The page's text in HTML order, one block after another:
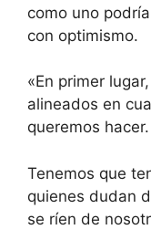
como uno
con optimismo.
«En primer
alineados en
queremos hacer.
Tenemos que
quienes dudan
se ríen de